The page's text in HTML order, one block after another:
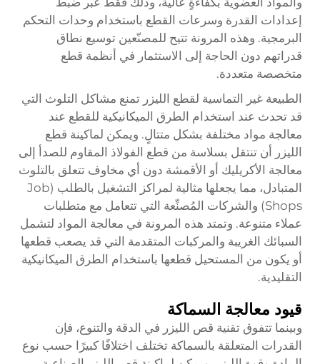
إعدادات القدرة وسرعات القطع باستخدام وحدات التحكم
البرمجية. وهذه المرونة تتيح للمصنّعين توسيع نطاق
قدراتهم دون الحاجة إلى الاستثمار في أنظمة قطع
متخصصة متعددة.
الطبيعة غير التماسية لقطع الليزر تمنع مشاكل التلوث التي
قد تحدث عند استخدام الطرق الميكانيكية للقطع عند
معالجة مواد مختلفة بشكل متتالٍ. ويمكن لماكينة قطع
الليزر أن تنتقل بسلاسة من قطع الفولاذ المقاوم للصدأ إلى
معالجة الأكريليك أو الأقمشة دون أي مخاوف تتعلق بالتلوث
المتبادل، مما يجعلها مثالية لمراكز التشغيل بالطلب (Job
Shops) والشركات المُصنِّعة التي تتعامل مع متطلبات
عملاء متنوعة. وتمتد هذه المرونة في معالجة المواد لتشمل
السبائك الغريبة والمركبات المتقدمة التي قد يصعب قطعها
أو يكون من المستحيل قطعها باستخدام الطرق الميكانيكية
التقليدية.
قيود معالجة السماكة
وبينما تتفوق تقنية قص الليزر في الدقة والتنوع، فإن
القدرات المتعلقة بالسماكة تختلف اختلافًا كبيرًا حسب نوع